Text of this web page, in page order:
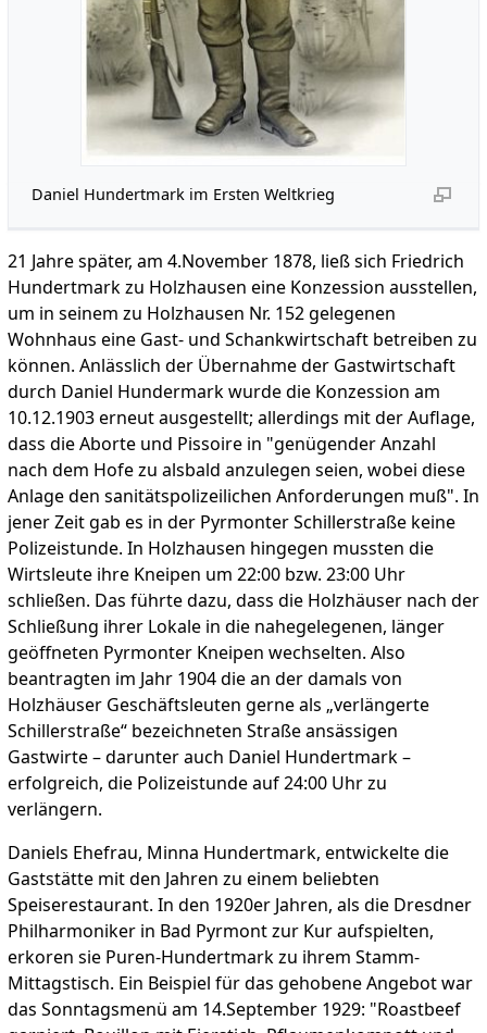
Daniel Hundertmark im Ersten Weltkrieg
21 Jahre später, am 4.November 1878, ließ sich Friedrich
Hundertmark zu Holzhausen eine Konzession ausstellen,
um in seinem zu Holzhausen Nr. 152 gelegenen
Wohnhaus eine Gast- und Schankwirtschaft betreiben zu
können. Anlässlich der Übernahme der Gastwirtschaft
durch Daniel Hundermark wurde die Konzession am
10.12.1903 erneut ausgestellt; allerdings mit der Auflage,
dass die Aborte und Pissoire in "genügender Anzahl
nach dem Hofe zu alsbald anzulegen seien, wobei diese
Anlage den sanitätspolizeilichen Anforderungen muß". In
jener Zeit gab es in der Pyrmonter Schillerstraße keine
Polizeistunde. In Holzhausen hingegen mussten die
Wirtsleute ihre Kneipen um 22:00 bzw. 23:00 Uhr
schließen. Das führte dazu, dass die Holzhäuser nach der
Schließung ihrer Lokale in die nahegelegenen, länger
geöffneten Pyrmonter Kneipen wechselten. Also
beantragten im Jahr 1904 die an der damals von
Holzhäuser Geschäftsleuten gerne als „verlängerte
Schillerstraße“ bezeichneten Straße ansässigen
Gastwirte – darunter auch Daniel Hundertmark –
erfolgreich, die Polizeistunde auf 24:00 Uhr zu
verlängern.
Daniels Ehefrau, Minna Hundertmark, entwickelte die
Gaststätte mit den Jahren zu einem beliebten
Speiserestaurant. In den 1920er Jahren, als die Dresdner
Philharmoniker in Bad Pyrmont zur Kur aufspielten,
erkoren sie Puren-Hundertmark zu ihrem Stamm-
Mittagstisch. Ein Beispiel für das gehobene Angebot war
das Sonntagsmenü am 14.September 1929: "Roastbeef